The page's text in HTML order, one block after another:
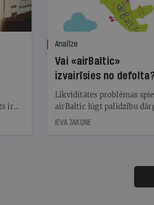
ir
Analīze
Vai «airBaltic»
izvairīsies no
Likviditātes problēmas
airBaltic lūgt palīdzību
obligāciju turētājiem, taču
samaksāt augstos
kas jāpārskaita jau trīs
pirms nākamās sapulces
IEVA JAKONE